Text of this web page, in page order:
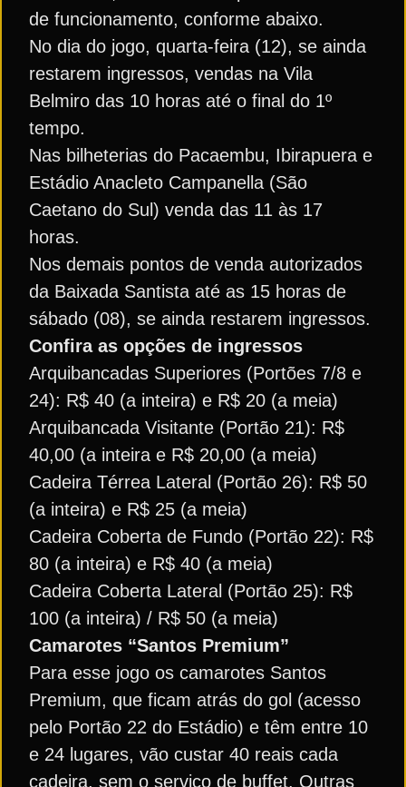
de funcionamento, conforme abaixo.
No dia do jogo, quarta-feira (12), se ainda
restarem ingressos, vendas na Vila
Belmiro das 10 horas até o final do 1º
tempo.
Nas bilheterias do Pacaembu, Ibirapuera e
Estádio Anacleto Campanella (São
Caetano do Sul) venda das 11 às 17
horas.
Nos demais pontos de venda autorizados
da Baixada Santista até as 15 horas de
sábado (08), se ainda restarem ingressos.
Confira as opções de ingressos
Arquibancadas Superiores (Portões 7/8 e
24): R$ 40 (a inteira) e R$ 20 (a meia)
Arquibancada Visitante (Portão 21): R$
40,00 (a inteira e R$ 20,00 (a meia)
Cadeira Térrea Lateral (Portão 26): R$ 50
(a inteira) e R$ 25 (a meia)
Cadeira Coberta de Fundo (Portão 22): R$
80 (a inteira) e R$ 40 (a meia)
Cadeira Coberta Lateral (Portão 25): R$
100 (a inteira) / R$ 50 (a meia)
Camarotes “Santos Premium”
Para esse jogo os camarotes Santos
Premium, que ficam atrás do gol (acesso
pelo Portão 22 do Estádio) e têm entre 10
e 24 lugares, vão custar 40 reais cada
cadeira, sem o serviço de buffet. Outras